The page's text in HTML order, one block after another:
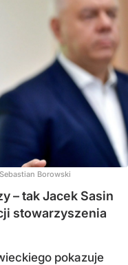
Sebastian Borowski
– tak Jacek Sasin
stowarzyszenia
pokazuje